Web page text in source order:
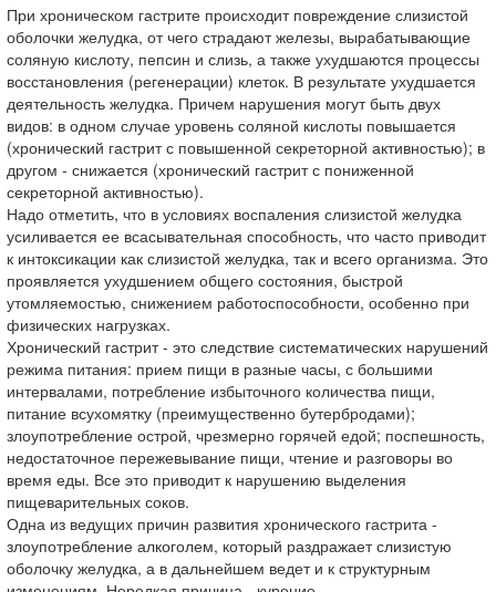
При хроническом гастрите происходит повреждение слизистой
оболочки желудка, от чего страдают железы, вырабатывающие
соляную кислоту, пепсин и слизь, а также ухудшаются процессы
восстановления (регенерации) клеток. В результате ухудшается
деятельность желудка. Причем нарушения могут быть двух
видов: в одном случае уровень соляной кислоты повышается
(хронический гастрит с повышенной секреторной активностью); в
другом - снижается (хронический гастрит с пониженной
секреторной активностью).
Надо отметить, что в условиях воспаления слизистой желудка
усиливается ее всасывательная способность, что часто приводит
к интоксикации как слизистой желудка, так и всего организма. Это
проявляется ухудшением общего состояния, быстрой
утомляемостью, снижением работоспособности, особенно при
физических нагрузках.
Хронический гастрит - это следствие систематических нарушений
режима питания: прием пищи в разные часы, с большими
интервалами, потребление избыточного количества пищи,
питание всухомятку (преимущественно бутербродами);
злоупотребление острой, чрезмерно горячей едой; поспешность,
недостаточное пережевывание пищи, чтение и разговоры во
время еды. Все это приводит к нарушению выделения
пищеварительных соков.
Одна из ведущих причин развития хронического гастрита -
злоупотребление алкоголем, который раздражает слизистую
оболочку желудка, а в дальнейшем ведет и к структурным